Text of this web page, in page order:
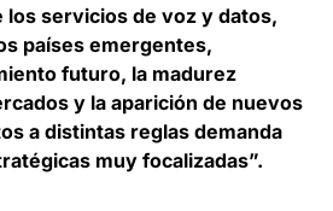
los servicios de voz y datos,
países emergentes,
futuro, la madurez
y la aparición de nuevos
a distintas reglas demanda
muy focalizadas”.